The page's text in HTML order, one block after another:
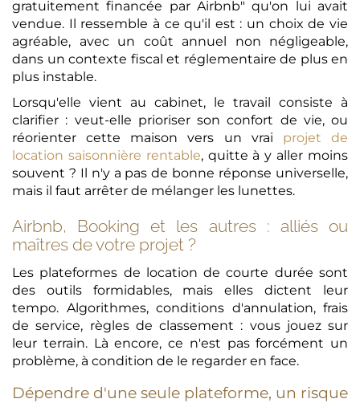
gratuitement financée par Airbnb" qu'on lui avait
vendue. Il ressemble à ce qu'il est : un choix de vie
agréable, avec un coût annuel non négligeable,
dans un contexte fiscal et réglementaire de plus en
plus instable.
Lorsqu'elle vient au cabinet, le travail consiste à
clarifier : veut-elle prioriser son confort de vie, ou
réorienter cette maison vers un vrai projet de
location saisonnière rentable, quitte à y aller moins
souvent ? Il n'y a pas de bonne réponse universelle,
mais il faut arrêter de mélanger les lunettes.
Airbnb, Booking et les autres : alliés ou
maîtres de votre projet ?
Les plateformes de location de courte durée sont
des outils formidables, mais elles dictent leur
tempo. Algorithmes, conditions d'annulation, frais
de service, règles de classement : vous jouez sur
leur terrain. Là encore, ce n'est pas forcément un
problème, à condition de le regarder en face.
Dépendre d'une seule plateforme, un risque